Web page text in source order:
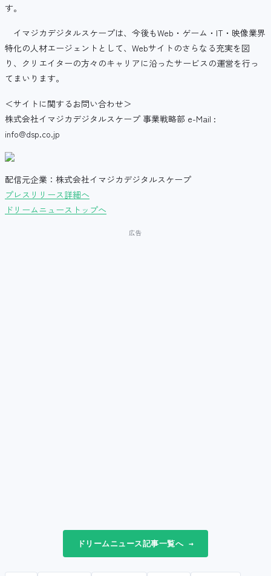
す。
イマジカデジタルスケープは、今後もWeb・ゲーム・IT・映像業界
特化の人材エージェントとして、Webサイトのさらなる充実を図
り、クリエイターの方々のキャリアに沿ったサービスの運営を行っ
てまいります。
＜サイトに関するお問い合わせ＞
株式会社イマジカデジタルスケープ 事業戦略部 e-Mail :
info@dsp.co.jp
配信元企業：株式会社イマジカデジタルスケープ
プレスリリース詳細へ
ドリームニューストップへ
ドリームニュース記事一覧へ →